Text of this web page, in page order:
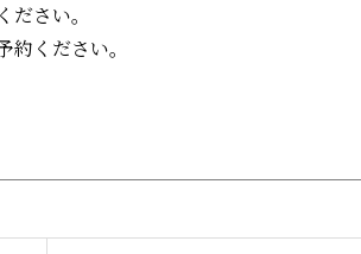
さい。
ください。